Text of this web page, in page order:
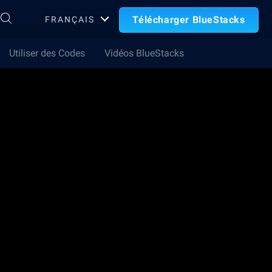
FRANÇAIS Télécharger BlueStacks
Utiliser des Codes Vidéos BlueStacks